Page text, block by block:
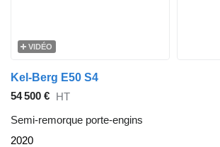
VIDÉO
Kel-Berg E50 S4
54 500 € HT
Semi-remorque porte-engins
2020